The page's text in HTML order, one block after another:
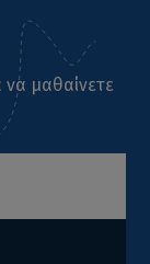
μαθαίνετε